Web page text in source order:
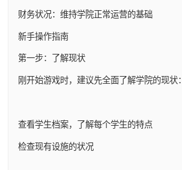
财务状况：维持学院正常运营的基础
新手操作指南
第一步：了解现状
刚开始游戏时，建议先全面了解学院的现状：
查看学生档案，了解每个学生的特点
检查现有设施的状况